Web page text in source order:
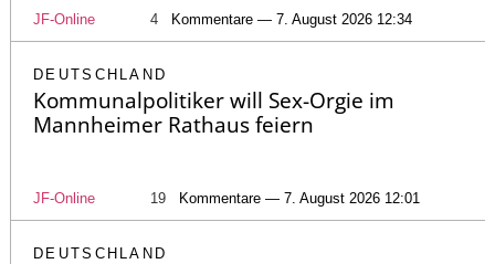
JF-Online 4 Kommentare — 7. August 2026 12:34
DEUTSCHLAND
Kommunalpolitiker will Sex-Orgie im
Mannheimer Rathaus feiern
JF-Online 19 Kommentare — 7. August 2026 12:01
DEUTSCHLAND